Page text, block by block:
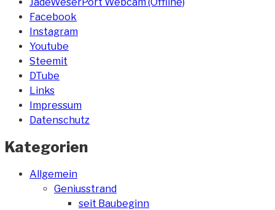
Facebook
Instagram
Youtube
Steemit
DTube
Links
Impressum
Datenschutz
Kategorien
Allgemein
Geniusstrand
seit Baubeginn